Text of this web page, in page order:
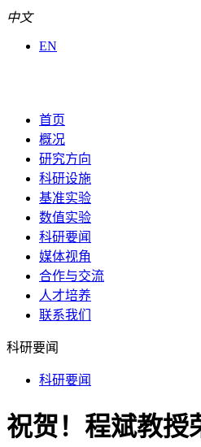
中文
EN
首页
概况
研究方向
科研设施
基准实验
数值实验
科研要闻
媒体视角
合作与交流
人才培养
联系我们
科研要闻
科研要闻
祝贺！程斌教授